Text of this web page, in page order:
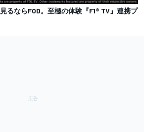
るならFOD。至極の体験『F1® TV』連携プ